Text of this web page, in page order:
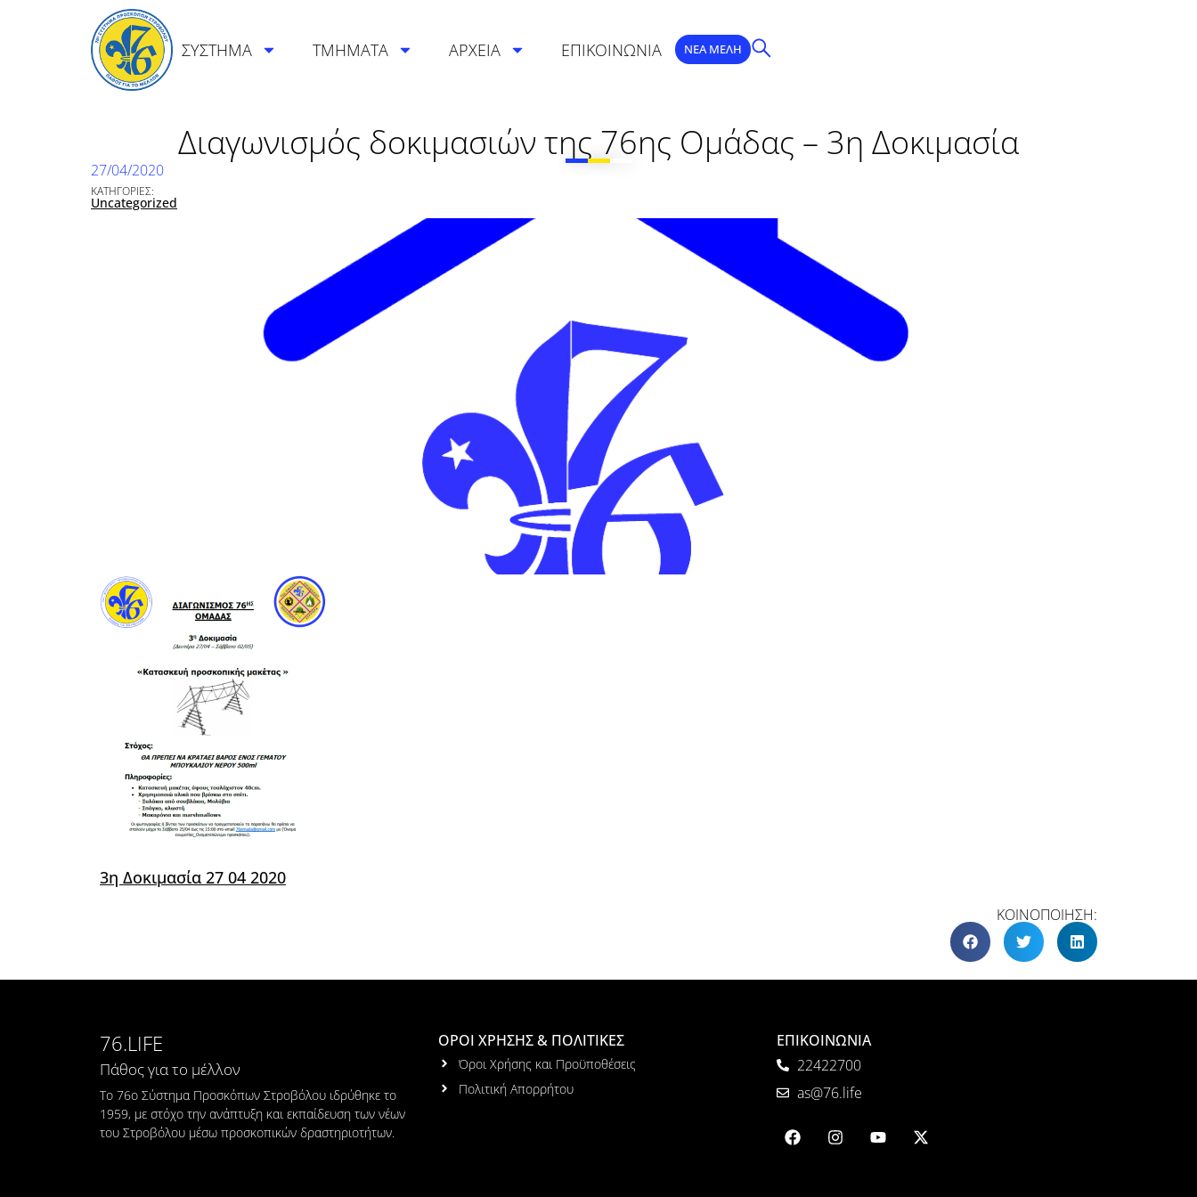
ΣΥΣΤΗΜΑ ΤΜΗΜΑΤΑ ΑΡΧΕΙΑ ΕΠΙΚΟΙΝΩΝΙΑ ΝΕΑ ΜΕΛΗ
Διαγωνισμός δοκιμασιών της 76ης Ομάδας – 3η Δοκιμασία
27/04/2020
ΚΑΤΗΓΟΡΙΕΣ:
Uncategorized
3η Δοκιμασία 27 04 2020
ΚΟΙΝΟΠΟΙΗΣΗ:
76.LIFE
Πάθος για το μέλλον
Το 76ο Σύστημα Προσκόπων Στροβόλου ιδρύθηκε το
1959, με στόχο την ανάπτυξη και εκπαίδευση των νέων
του Στροβόλου μέσω προσκοπικών δραστηριοτήτων.
ΟΡΟΙ ΧΡΗΣΗΣ & ΠΟΛΙΤΙΚΕΣ
Όροι Χρήσης και Προϋποθέσεις
Πολιτική Απορρήτου
ΕΠΙΚΟΙΝΩΝΙΑ
22422700
as@76.life